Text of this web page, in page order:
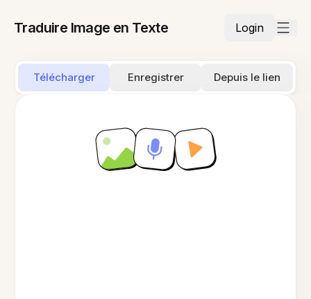
Traduire Image en Texte Login
Télécharger Enregistrer Depuis le lien